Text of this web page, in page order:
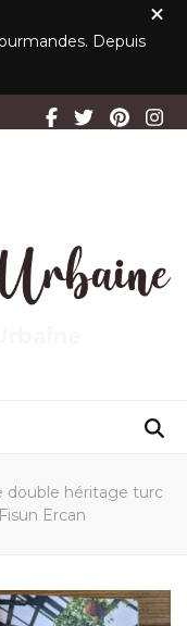
Depuis
double héritage turc
Ercan